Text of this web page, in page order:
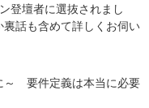
登壇者に選抜されまし
話も含めて詳しくお伺い
～ 要件定義は本当に必要